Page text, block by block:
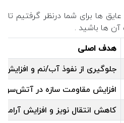
ها برای شما درنظر گرفتیم تا
ها باشید .
هدف اصلی
جلوگیری از نفوذ آب/نم و افزایش
افزایش مقاومت سازه در
کاهش انتقال نویز و افزایش